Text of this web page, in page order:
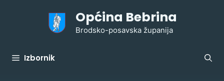
Općina Bebrina
Brodsko-posavska županija
Izbornik